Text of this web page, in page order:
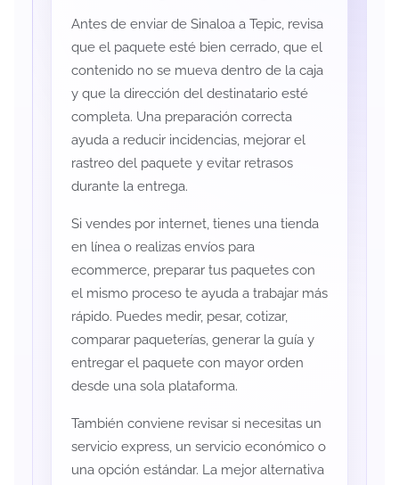
Antes de enviar de Sinaloa a Tepic, revisa
que el paquete esté bien cerrado, que el
contenido no se mueva dentro de la caja
y que la dirección del destinatario esté
completa. Una preparación correcta
ayuda a reducir incidencias, mejorar el
rastreo del paquete y evitar retrasos
durante la entrega.
Si vendes por internet, tienes una tienda
en línea o realizas envíos para
ecommerce, preparar tus paquetes con
el mismo proceso te ayuda a trabajar más
rápido. Puedes medir, pesar, cotizar,
comparar paqueterías, generar la guía y
entregar el paquete con mayor orden
desde una sola plataforma.
También conviene revisar si necesitas un
servicio express, un servicio económico o
una opción estándar. La mejor alternativa